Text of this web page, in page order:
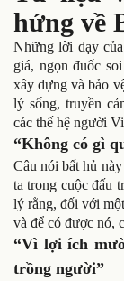
hứng về
Những lời dạy
giá, ngọn đuốc
xây dựng và bảo
lý sống, truyền
các thế hệ người
“Không có gì
Câu nói bất hủ
ta trong cuộc đấu
lý rằng, đối với
và để có được nó,
“Vì lợi ích
trồng người”